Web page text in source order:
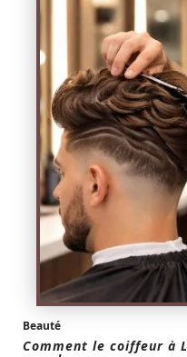
Beauté
Comment le coiffeur à